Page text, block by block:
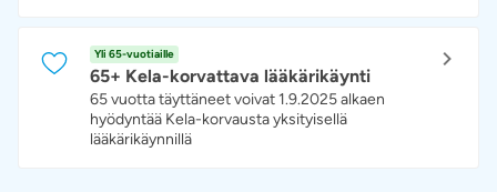
Yli 65-vuotiaille
65+ Kela-korvattava lääkärikäynti
65 vuotta täyttäneet voivat 1.9.2025 alkaen
hyödyntää Kela-korvausta yksityisellä
lääkärikäynnillä